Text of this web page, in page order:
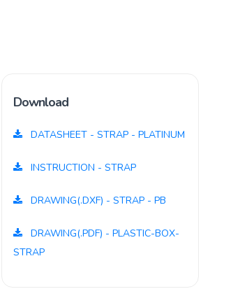
Download
DATASHEET - STRAP - PLATINUM
INSTRUCTION - STRAP
DRAWING(.DXF) - STRAP - PB
DRAWING(.PDF) - PLASTIC-BOX-
STRAP